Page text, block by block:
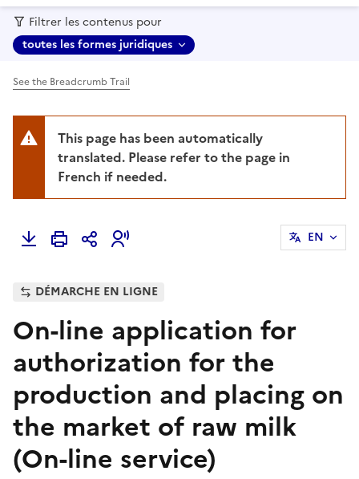
Filtrer les contenus pour
toutes les formes juridiques
See the Breadcrumb Trail
This page has been automatically
translated. Please refer to the page in
French if needed.
EN
DÉMARCHE EN LIGNE
On-line application for
authorization for the
production and placing on
the market of raw milk
(On-line service)